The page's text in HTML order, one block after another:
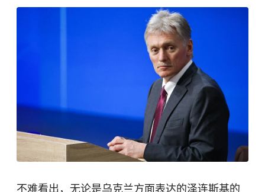
不难看出，无论是乌克兰方面表达的泽连斯基的